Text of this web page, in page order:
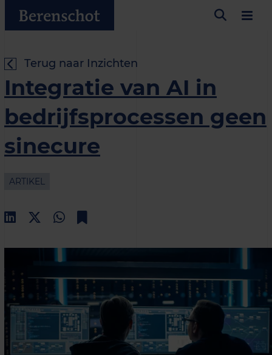
Terug naar Inzichten
Integratie van AI in
bedrijfsprocessen geen
sinecure
ARTIKEL